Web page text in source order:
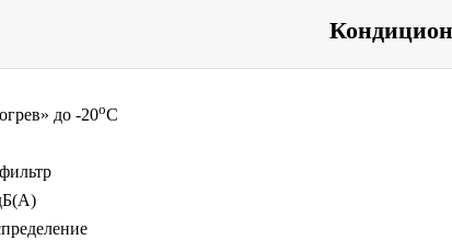
до -20оС